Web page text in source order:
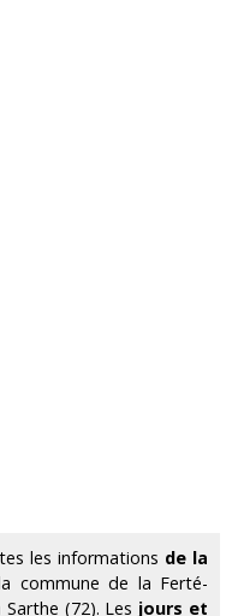
les informations de la
commune de la Ferté-
(72). Les jours et